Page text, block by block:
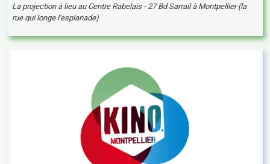
La projection à lieu au Centre Rabelais - 27 Bd Sarrail à Montpellier (la
rue qui longe l'esplanade)